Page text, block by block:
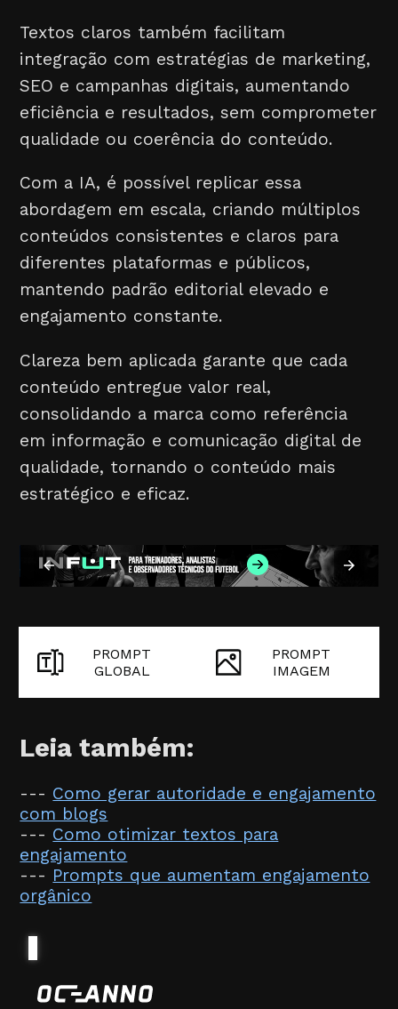
Textos claros também facilitam
integração com estratégias de marketing,
SEO e campanhas digitais, aumentando
eficiência e resultados, sem comprometer
qualidade ou coerência do conteúdo.
Com a IA, é possível replicar essa
abordagem em escala, criando múltiplos
conteúdos consistentes e claros para
diferentes plataformas e públicos,
mantendo padrão editorial elevado e
engajamento constante.
Clareza bem aplicada garante que cada
conteúdo entregue valor real,
consolidando a marca como referência
em informação e comunicação digital de
qualidade, tornando o conteúdo mais
estratégico e eficaz.
PROMPT
GLOBAL
PROMPT
IMAGEM
Leia também:
--- Como gerar autoridade e engajamento
com blogs
--- Como otimizar textos para
engajamento
--- Prompts que aumentam engajamento
orgânico